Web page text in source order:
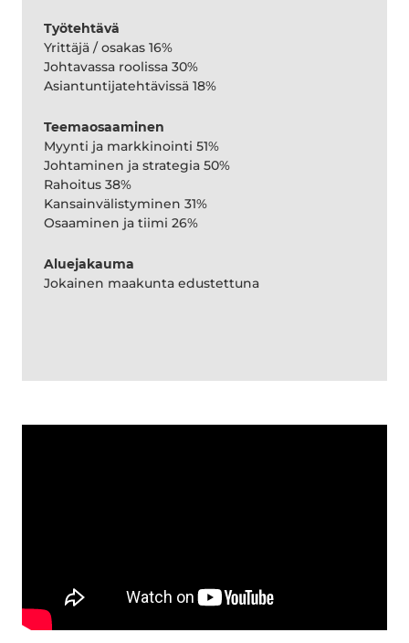
Työtehtävä
Yrittäjä / osakas 16%
Johtavassa roolissa 30%
Asiantuntijatehtävissä 18%
Teemaosaaminen
Myynti ja markkinointi 51%
Johtaminen ja strategia 50%
Rahoitus 38%
Kansainvälistyminen 31%
Osaaminen ja tiimi 26%
Aluejakauma
Jokainen maakunta edustettuna